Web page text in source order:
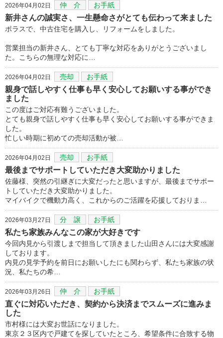
2026年04月02日 仲 介 お手紙
新井さんの誠実さ、一生懸命さがとても伝わって来ました
ポラスで、中古住宅を購入し、リフォームをしました。
営業担当の新井さん、とても丁寧な対応をありがとうございまし
た。こちらの無理な対応に…
2026年04月02日 売却 お手紙
親身で話しやすく仕事も早く安心してお願いする事ができ
ました
この度はご対応有難うございました。
とても親身で話しやすく仕事も早く安心してお願いする事ができま
した。
忙しい時期に初めての売却活動が被…
2026年04月02日 売却 お手紙
最後までサポートしていただき大変助かりました
佐藤様、突然の引継ぎに大変だったと思いますが、最後までサポー
トしていただき大変助かりました。
マイバイクで機動力高く、これからのご活躍を応援しておりま…
2026年03月27日 分 譲 お手紙
私たち家族みんなこの家が大好きです
今回内見から引渡しまで担当して頂きました山田さんには大変感謝
しております。
内見の見学予約を前日にお願いしたにも関わらず、私たち家族の状
況、私たちの希…
2026年03月26日 仲 介 お手紙
直ぐに対応いただき、契約から決済までスムーズに進みま
した
市村様には大変お世話になりました。
東京２３区内で戸建てを探していたところ、希望条件に合致する物